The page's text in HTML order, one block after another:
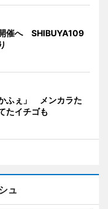
開催へ SHIBUYA109
ふぇ」 メンカラた
たイチゴも
ュ